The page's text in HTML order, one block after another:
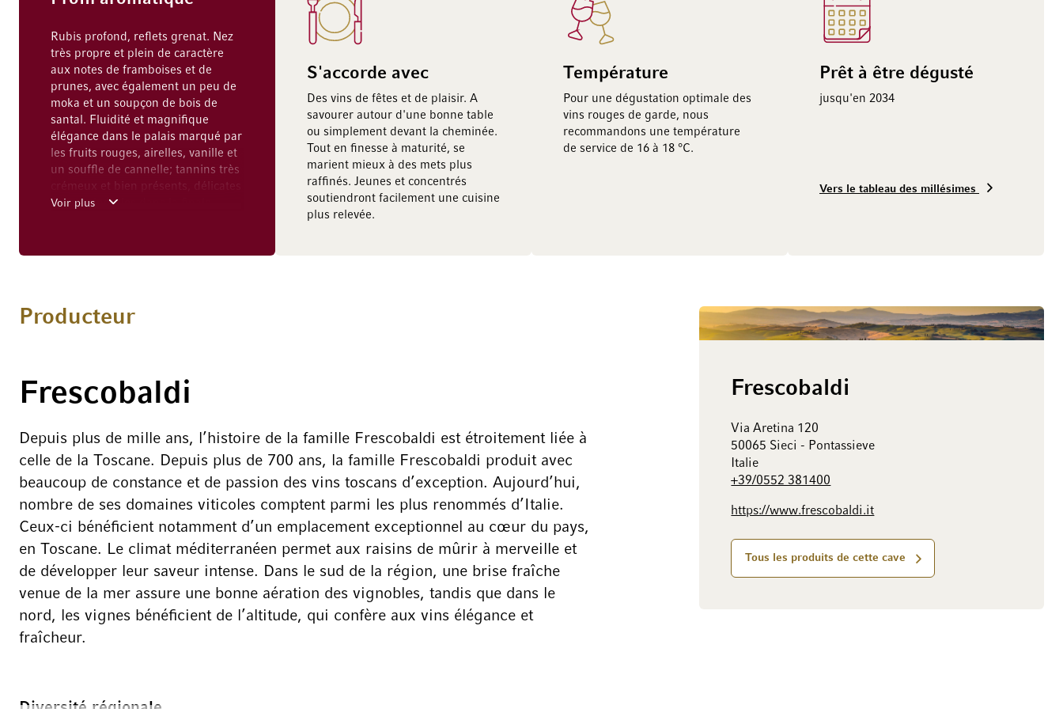
Rubis profond, reflets grenat. Nez
très propre et plein de caractère
aux notes de framboises et de
prunes, avec également un peu de
moka et un soupçon de bois de
santal. Fluidité et magnifique
élégance dans le palais marqué par
les fruits rouges, airelles, vanille et
un souffle de cannelle; tannins très
crémeux et bien présents, délicates
notes minérales dans la finale
Voir plus
S'accorde avec
Des vins de fêtes et de plaisir. A
savourer autour d'une bonne table
ou simplement devant la cheminée.
Tout en finesse à maturité, se
marient mieux à des mets plus
raffinés. Jeunes et concentrés
soutiendront facilement une cuisine
plus relevée.
Température
Pour une dégustation optimale des
vins rouges de garde, nous
recommandons une température
de service de 16 à 18 °C.
Prêt à être dégusté
jusqu'en 2034
Vers le tableau des millésimes
Frescobaldi
Via Aretina 120
50065 Sieci - Pontassieve
Italie
+39/0552 381400
https://www.frescobaldi.it
Tous les produits de cette cave
Producteur
Frescobaldi
Depuis plus de mille ans, l’histoire de la famille Frescobaldi est étroitement liée à
celle de la Toscane. Depuis plus de 700 ans, la famille Frescobaldi produit avec
beaucoup de constance et de passion des vins toscans d’exception. Aujourd’hui,
nombre de ses domaines viticoles comptent parmi les plus renommés d’Italie.
Ceux-ci bénéficient notamment d’un emplacement exceptionnel au cœur du pays,
en Toscane. Le climat méditerranéen permet aux raisins de mûrir à merveille et
de développer leur saveur intense. Dans le sud de la région, une brise fraîche
venue de la mer assure une bonne aération des vignobles, tandis que dans le
nord, les vignes bénéficient de l’altitude, qui confère aux vins élégance et
fraîcheur.